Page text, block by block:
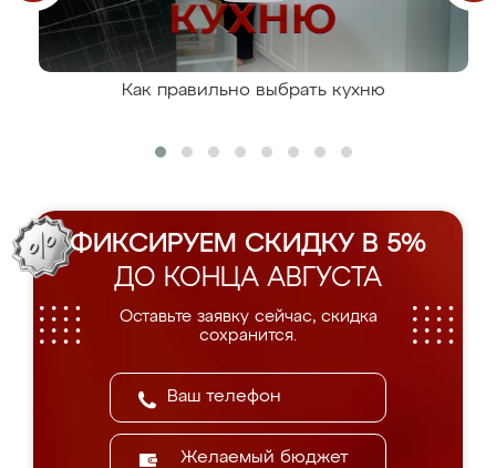
Как правильно выбрать кухню
ФИКСИРУЕМ СКИДКУ В 5%
ДО КОНЦА АВГУСТА
Оставьте заявку сейчас, скидка
сохранится.
Желаемый бюджет